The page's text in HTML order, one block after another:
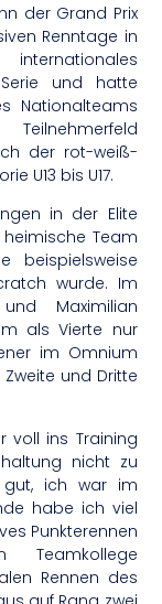
der Grand Prix
Renntage in
und hatte
Nationalteams
der rot-weiß-
U13 bis U17.
in der Elite
Team
beispielsweise
wurde. Im
Maximilian
als Vierte nur
im Omnium
und Dritte
voll ins Training
nicht zu
ich war im
habe ich viel
Punkterennen
Teamkollege
Rennen des